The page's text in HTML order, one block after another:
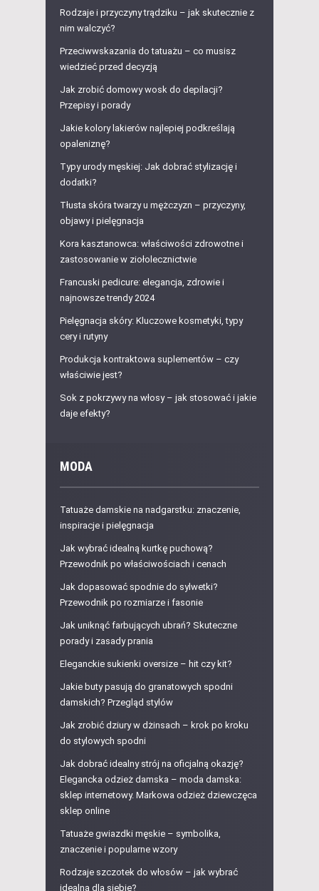
Rodzaje i przyczyny trądziku – jak skutecznie z
nim walczyć?
Przeciwwskazania do tatuażu – co musisz
wiedzieć przed decyzją
Jak zrobić domowy wosk do depilacji?
Przepisy i porady
Jakie kolory lakierów najlepiej podkreślają
opaleniznę?
Typy urody męskiej: Jak dobrać stylizację i
dodatki?
Tłusta skóra twarzy u mężczyzn – przyczyny,
objawy i pielęgnacja
Kora kasztanowca: właściwości zdrowotne i
zastosowanie w ziołolecznictwie
Francuski pedicure: elegancja, zdrowie i
najnowsze trendy 2024
Pielęgnacja skóry: Kluczowe kosmetyki, typy
cery i rutyny
Produkcja kontraktowa suplementów – czy
właściwie jest?
Sok z pokrzywy na włosy – jak stosować i jakie
daje efekty?
MODA
Tatuaże damskie na nadgarstku: znaczenie,
inspiracje i pielęgnacja
Jak wybrać idealną kurtkę puchową?
Przewodnik po właściwościach i cenach
Jak dopasować spodnie do sylwetki?
Przewodnik po rozmiarze i fasonie
Jak uniknąć farbujących ubrań? Skuteczne
porady i zasady prania
Eleganckie sukienki oversize – hit czy kit?
Jakie buty pasują do granatowych spodni
damskich? Przegląd stylów
Jak zrobić dziury w dżinsach – krok po kroku
do stylowych spodni
Jak dobrać idealny strój na oficjalną okazję?
Elegancka odzież damska – moda damska:
sklep internetowy. Markowa odzież dziewczęca
sklep online
Tatuaże gwiazdki męskie – symbolika,
znaczenie i popularne wzory
Rodzaje szczotek do włosów – jak wybrać
idealną dla siebie?